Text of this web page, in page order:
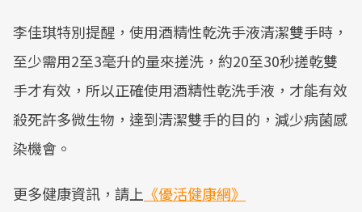
李佳琪特別提醒，使用酒精性乾洗手液清潔雙手時，
至少需用2至3毫升的量來搓洗，約20至30秒搓乾雙
手才有效，所以正確使用酒精性乾洗手液，才能有效
殺死許多微生物，達到清潔雙手的目的，減少病菌感
染機會。
更多健康資訊，請上 《優活健康網》